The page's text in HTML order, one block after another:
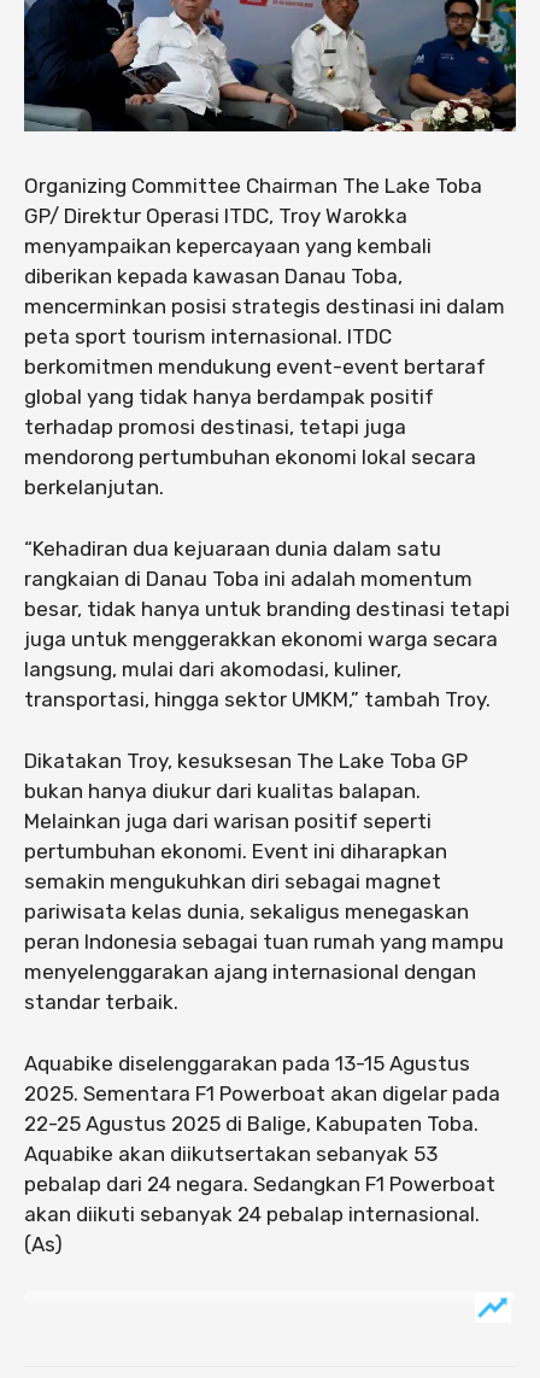
Organizing Committee Chairman The Lake Toba
GP/ Direktur Operasi ITDC, Troy Warokka
menyampaikan kepercayaan yang kembali
diberikan kepada kawasan Danau Toba,
mencerminkan posisi strategis destinasi ini dalam
peta sport tourism internasional. ITDC
berkomitmen mendukung event-event bertaraf
global yang tidak hanya berdampak positif
terhadap promosi destinasi, tetapi juga
mendorong pertumbuhan ekonomi lokal secara
berkelanjutan.
“Kehadiran dua kejuaraan dunia dalam satu
rangkaian di Danau Toba ini adalah momentum
besar, tidak hanya untuk branding destinasi tetapi
juga untuk menggerakkan ekonomi warga secara
langsung, mulai dari akomodasi, kuliner,
transportasi, hingga sektor UMKM,” tambah Troy.
Dikatakan Troy, kesuksesan The Lake Toba GP
bukan hanya diukur dari kualitas balapan.
Melainkan juga dari warisan positif seperti
pertumbuhan ekonomi. Event ini diharapkan
semakin mengukuhkan diri sebagai magnet
pariwisata kelas dunia, sekaligus menegaskan
peran Indonesia sebagai tuan rumah yang mampu
menyelenggarakan ajang internasional dengan
standar terbaik.
Aquabike diselenggarakan pada 13-15 Agustus
2025. Sementara F1 Powerboat akan digelar pada
22-25 Agustus 2025 di Balige, Kabupaten Toba.
Aquabike akan diikutsertakan sebanyak 53
pebalap dari 24 negara. Sedangkan F1 Powerboat
akan diikuti sebanyak 24 pebalap internasional.
(As)